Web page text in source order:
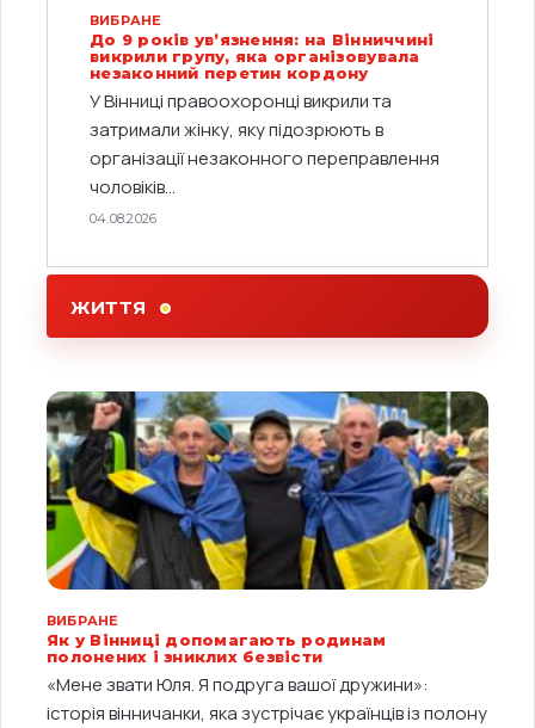
ВИБРАНЕ
До 9 років ув’язнення: на Вінниччині
викрили групу, яка організовувала
незаконний перетин кордону
У Вінниці правоохоронці викрили та
затримали жінку, яку підозрюють в
організації незаконного переправлення
чоловіків...
04.08.2026
ЖИТТЯ
ВИБРАНЕ
Як у Вінниці допомагають родинам
полонених і зниклих безвісти
«Мене звати Юля. Я подруга вашої дружини»:
історія вінничанки, яка зустрічає українців із полону